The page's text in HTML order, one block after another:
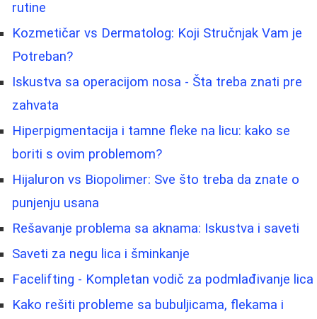
rutine
Kozmetičar vs Dermatolog: Koji Stručnjak Vam je
Potreban?
Iskustva sa operacijom nosa - Šta treba znati pre
zahvata
Hiperpigmentacija i tamne fleke na licu: kako se
boriti s ovim problemom?
Hijaluron vs Biopolimer: Sve što treba da znate o
punjenju usana
Rešavanje problema sa aknama: Iskustva i saveti
Saveti za negu lica i šminkanje
Facelifting - Kompletan vodič za podmlađivanje lica
Kako rešiti probleme sa bubuljicama, flekama i